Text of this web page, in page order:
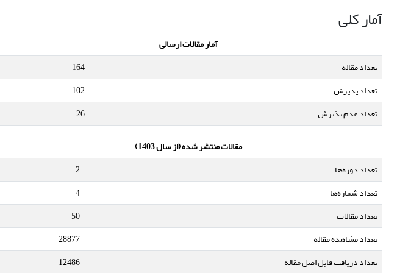
آمار کلی
آمار مقالات ارسالی
تعداد مقاله
164
تعداد پذیرش
102
تعداد عدم پذیرش
26
مقالات منتشر شده (از سال 1403)
تعداد دوره‌ها
2
تعداد شماره‌ها
4
تعداد مقالات
50
تعداد مشاهده مقاله
28877
تعداد دریافت فایل اصل مقاله
12486